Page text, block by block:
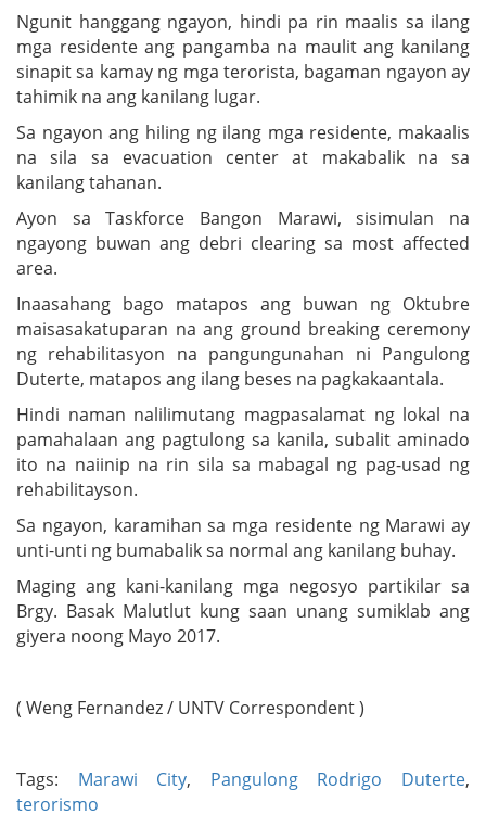
Ngunit hanggang ngayon, hindi pa rin maalis sa ilang
mga residente ang pangamba na maulit ang kanilang
sinapit sa kamay ng mga terorista, bagaman ngayon ay
tahimik na ang kanilang lugar.
Sa ngayon ang hiling ng ilang mga residente, makaalis
na sila sa evacuation center at makabalik na sa
kanilang tahanan.
Ayon sa Taskforce Bangon Marawi, sisimulan na
ngayong buwan ang debri clearing sa most affected
area.
Inaasahang bago matapos ang buwan ng Oktubre
maisasakatuparan na ang ground breaking ceremony
ng rehabilitasyon na pangungunahan ni Pangulong
Duterte, matapos ang ilang beses na pagkakaantala.
Hindi naman nalilimutang magpasalamat ng lokal na
pamahalaan ang pagtulong sa kanila, subalit aminado
ito na naiinip na rin sila sa mabagal ng pag-usad ng
rehabilitayson.
Sa ngayon, karamihan sa mga residente ng Marawi ay
unti-unti ng bumabalik sa normal ang kanilang buhay.
Maging ang kani-kanilang mga negosyo partikilar sa
Brgy. Basak Malutlut kung saan unang sumiklab ang
giyera noong Mayo 2017.
( Weng Fernandez / UNTV Correspondent )
Tags: Marawi City, Pangulong Rodrigo Duterte,
terorismo